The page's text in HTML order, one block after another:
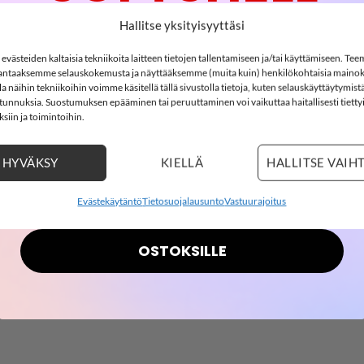
Hallitse yksityisyyttäsi
kaltaisia tekniikoita laitteen tietojen tallentamiseen ja/tai käyttämiseen.
selauskokemusta ja näyttääksemme (muita kuin) henkilökohtaisia
näihin tekniikoihin voimme käsitellä tällä sivustolla tietoja, kuten
Suostumuksen epääminen tai peruuttaminen voi vaikuttaa haitallisesti
ja toimintoihin.
HYVÄKSY KIELLÄ HALLITSE
EvästekäytäntöTietosuojalausuntoVastuurajoitus
Dark Denim
vetoketju. Kanttaukset hihansuissa ja lahkeissa. Lahkeen ja
ja 35% puuvillaá
-15%
15% ALENNUS KOODILLA:SOFTSHELL15
2
02
days
13
hours
:40
minutes
44
seconds
OSTOKSILLE